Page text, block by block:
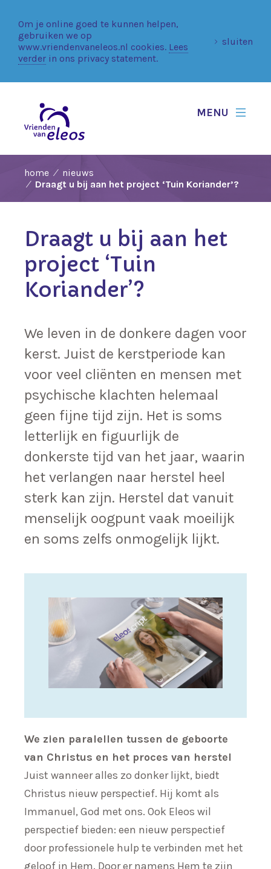
Om je online goed te kunnen helpen,
gebruiken we op
www.vriendenvaneleos.nl cookies. Lees
verder in ons privacy statement.
sluiten
MENU
home
nieuws
Draagt u bij aan het project ‘Tuin Koriander’?
Draagt u bij aan het
project ‘Tuin
Koriander’?
We leven in de donkere dagen voor
kerst. Juist de kerstperiode kan
voor veel cliënten en mensen met
psychische klachten helemaal
geen fijne tijd zijn. Het is soms
letterlijk en figuurlijk de
donkerste tijd van het jaar, waarin
het verlangen naar herstel heel
sterk kan zijn. Herstel dat vanuit
menselijk oogpunt vaak moeilijk
en soms zelfs onmogelijk lijkt.
We zien paralellen tussen de geboorte
van Christus en het proces van herstel
Juist wanneer alles zo donker lijkt, biedt
Christus nieuw perspectief. Hij komt als
Immanuel, God met ons. Ook Eleos wil
perspectief bieden: een nieuw perspectief
door professionele hulp te verbinden met het
geloof in Hem. Door er namens Hem te zijn